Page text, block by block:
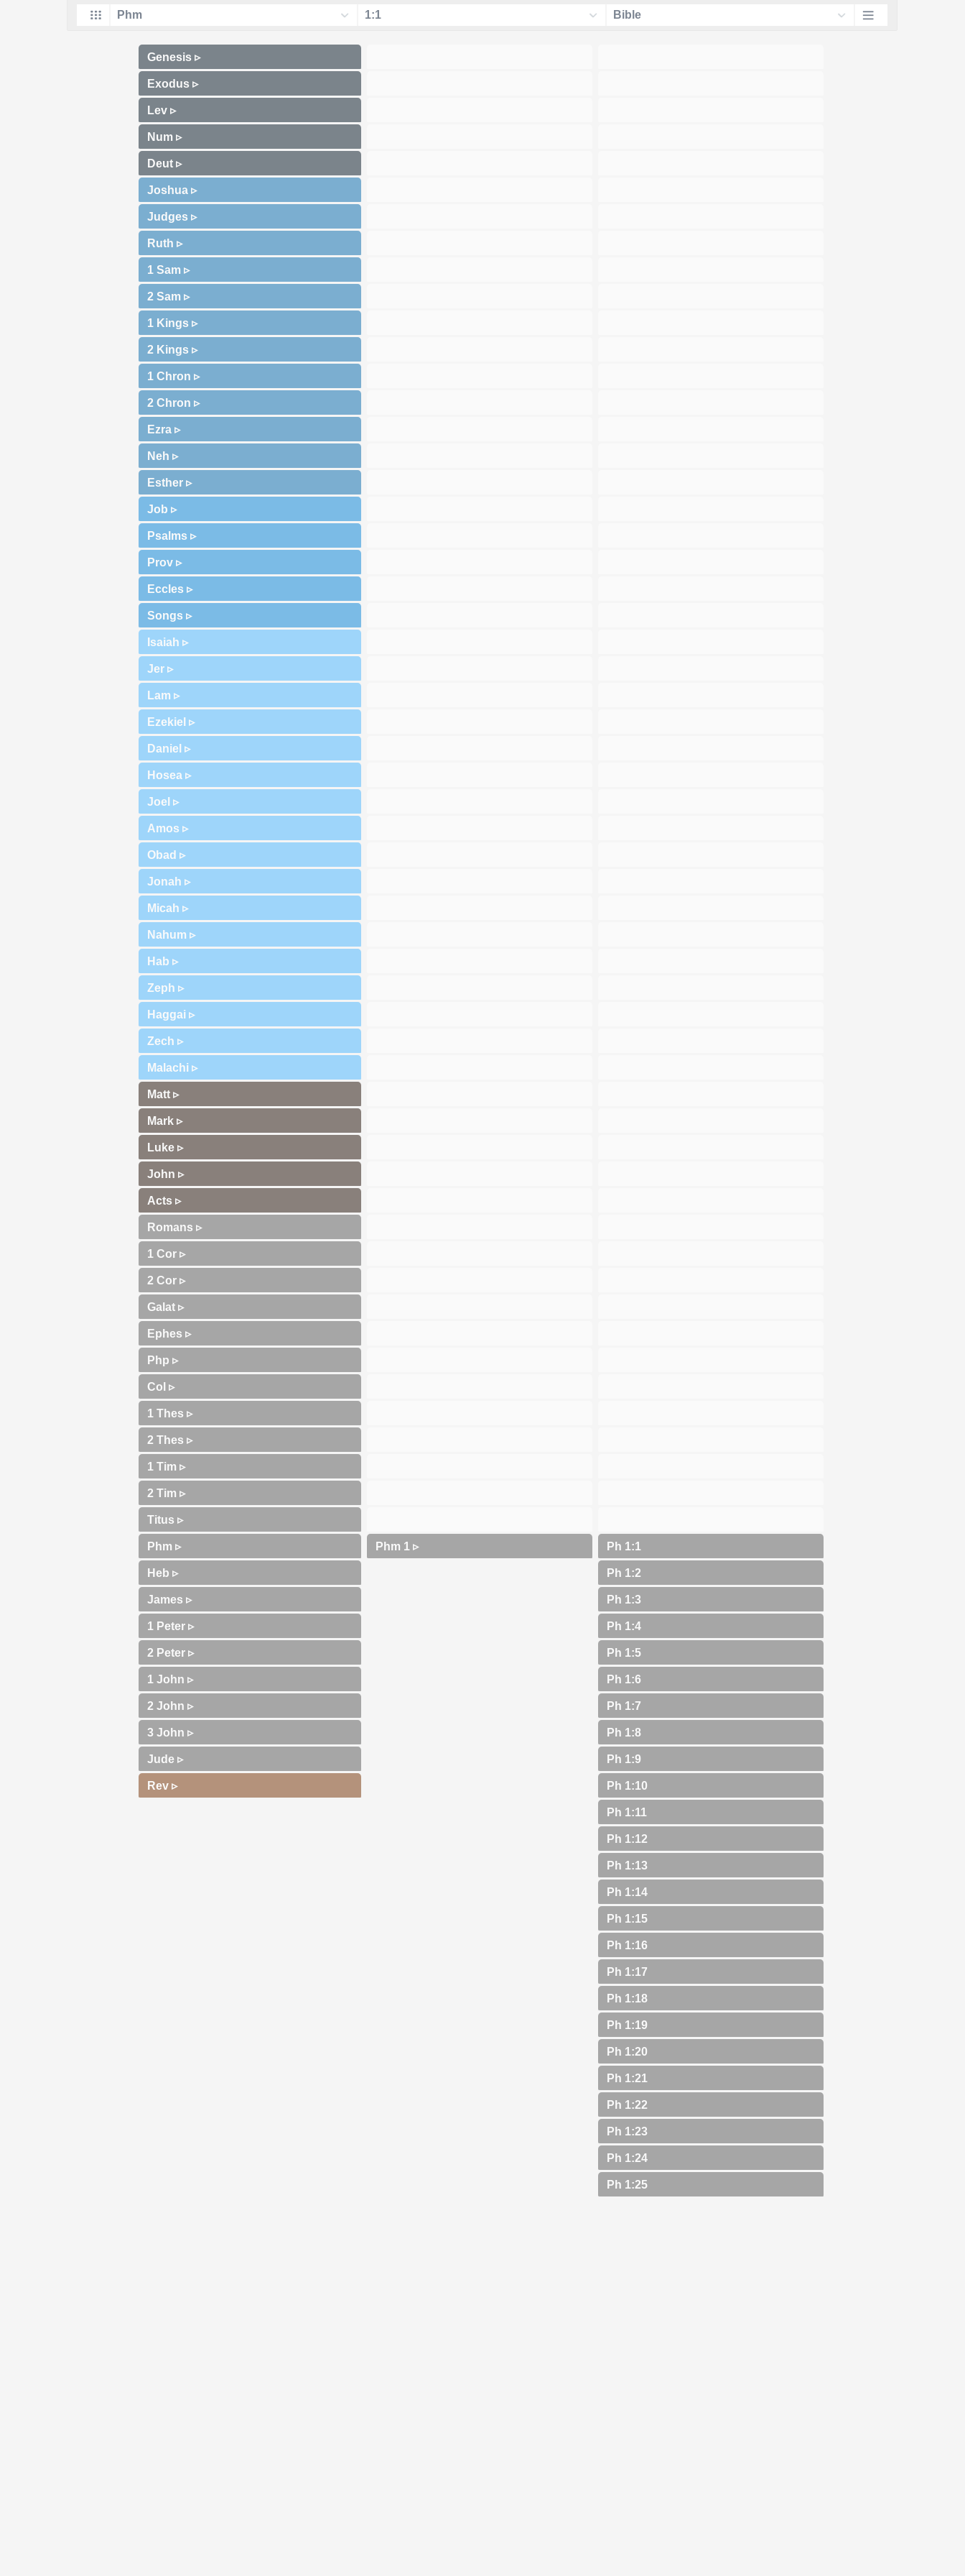
Genesis ▹
Exodus ▹
Lev ▹
Num ▹
Deut ▹
Joshua ▹
Judges ▹
Ruth ▹
1 Sam ▹
2 Sam ▹
1 Kings ▹
2 Kings ▹
1 Chron ▹
2 Chron ▹
Ezra ▹
Neh ▹
Esther ▹
Job ▹
Psalms ▹
Prov ▹
Eccles ▹
Songs ▹
Isaiah ▹
Jer ▹
Lam ▹
Ezekiel ▹
Daniel ▹
Hosea ▹
Joel ▹
Amos ▹
Obad ▹
Jonah ▹
Micah ▹
Nahum ▹
Hab ▹
Zeph ▹
Haggai ▹
Zech ▹
Malachi ▹
Matt ▹
Mark ▹
Luke ▹
John ▹
Acts ▹
Romans ▹
1 Cor ▹
2 Cor ▹
Galat ▹
Ephes ▹
Php ▹
Col ▹
1 Thes ▹
2 Thes ▹
1 Tim ▹
2 Tim ▹
Titus ▹
Phm ▹
Heb ▹
James ▹
1 Peter ▹
2 Peter ▹
1 John ▹
2 John ▹
3 John ▹
Jude ▹
Rev ▹